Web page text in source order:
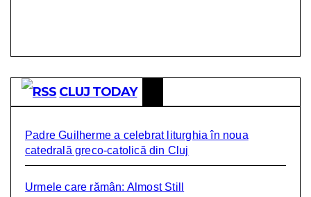
CLUJ TODAY
Padre Guilherme a celebrat liturghia în noua
catedrală greco-catolică din Cluj
Urmele care rămân: Almost Still